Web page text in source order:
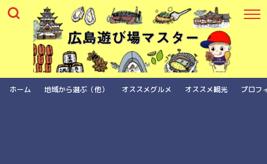
ホーム 地域から選ぶ（他） オススメグルメ オススメ観光 プロフ